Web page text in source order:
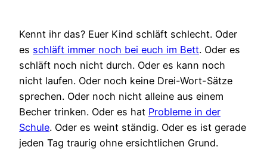
Kennt ihr das? Euer Kind schläft schlecht. Oder
es schläft immer noch bei euch im Bett. Oder es
schläft noch nicht durch. Oder es kann noch
nicht laufen. Oder noch keine Drei-Wort-Sätze
sprechen. Oder noch nicht alleine aus einem
Becher trinken. Oder es hat Probleme in der
Schule. Oder es weint ständig. Oder es ist gerade
jeden Tag traurig ohne ersichtlichen Grund.